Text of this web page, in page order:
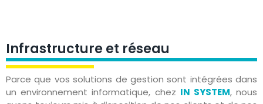
Infrastructure et réseau
Parce que vos solutions de gestion sont intégrées dans
un environnement informatique, chez IN SYSTEM, nous